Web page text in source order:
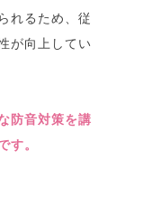
れるため、従
が向上してい
防音対策を講
す。